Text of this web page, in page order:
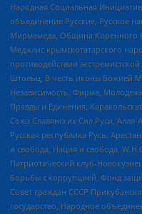
Народная Социальная
объединение Русские, Русское
Мирмамеда, Община Коренного
Меджлис крымскотатарского
противодействии
Штольц, В честь иконы Божией
Независимость, Фирма,
Правды и Единения,
Союз Славянских Сил Руси, Алля-
Русская республика Русь,
и свобода, Нация и свобода,
Патриотический клуб-
борьбы с коррупцией, Фонд
Совет граждан СССР
государство, Народное